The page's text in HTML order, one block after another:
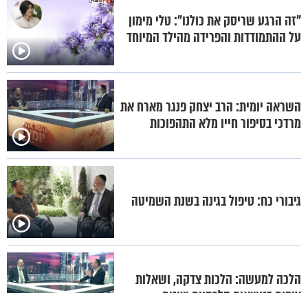
"זה הרגע שריסק את כולנו": טלי מימון
על ההתמודדות והפרידה מהילד המיוחד
השראה יומית: הרב יצחק פנגר מארח את
מרדכי בסיפור חייו מלא התהפוכות
גיבורי כח: טיפול בגינה בשנת השמיטה
הלכה למעשה: הלכות צדקה, ושאלות